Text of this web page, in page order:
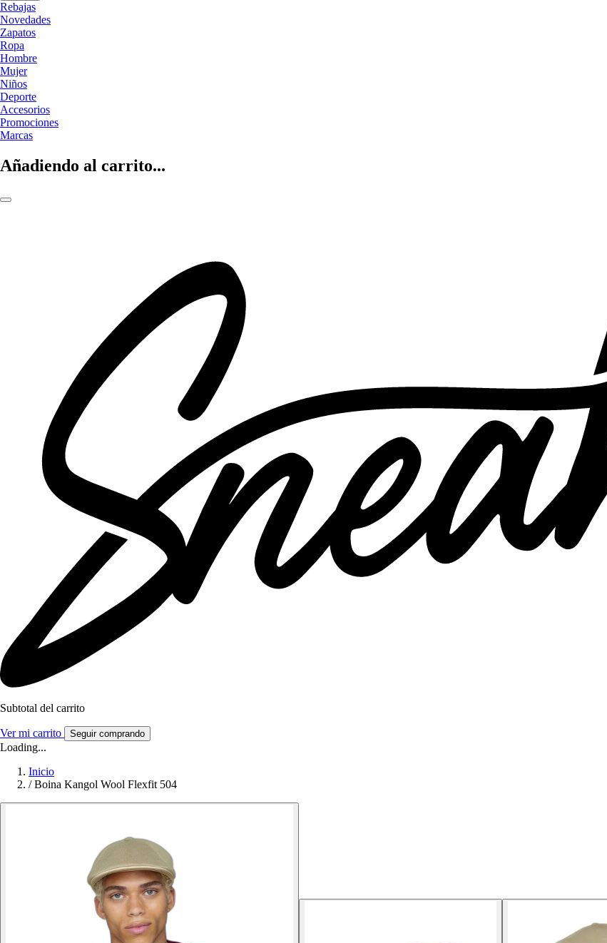
Rebajas
Novedades
Zapatos
Ropa
Hombre
Mujer
Niños
Deporte
Accesorios
Promociones
Marcas
Añadiendo al carrito...
Subtotal del carrito
Ver mi carrito Seguir comprando
Loading...
Inicio
/ Boina Kangol Wool Flexfit 504